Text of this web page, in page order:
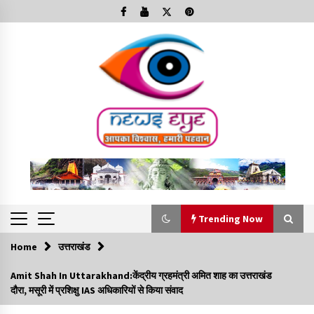
to
Trending Now
Trending Now
Minorities Rights Day : विश्व अल्पसंख्यक अधिकार दिवस
कार्यक्रम में शामिल हुए सीएम,आधुनिक मदरसों का नाम अब्दुल कलाम के नाम
Home उत्तराखंड
Amit Shah In Uttarakhand:केंद्रीय ग्रहमंत्री अमित शाह का उत्तराखंड
दौरा, मसूरी में प्रशिक्षु IAS अधिकारियों से किया संवाद